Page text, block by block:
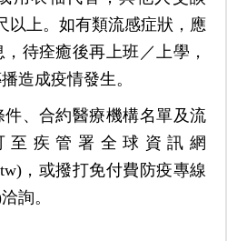
以上。如有類流感症狀，應
待痊癒後再上班／上學，
造成疫情發生。
、合約醫療機構名單及流
至疾管署全球資訊網
，或撥打免付費防疫專線
詢。